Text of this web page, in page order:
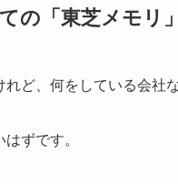
の「東芝メモリ
ど、何をしている会社
ずです。